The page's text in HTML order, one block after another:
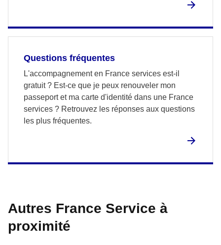
Questions fréquentes
L'accompagnement en France services est-il
gratuit ? Est-ce que je peux renouveler mon
passeport et ma carte d'identité dans une France
services ? Retrouvez les réponses aux questions
les plus fréquentes.
Autres France Service à
proximité